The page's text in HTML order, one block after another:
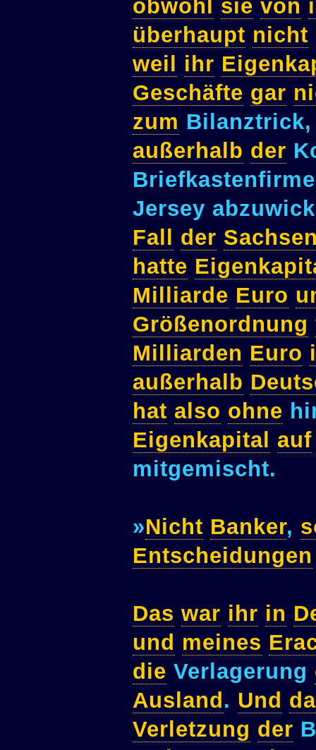
obwohl sie von
überhaupt nicht
weil
ihr
Geschäfte gar
zum
außerhalb der
Jersey
Fall
der
hatte
Milliarde Euro
Größenordnung
Milliarden Euro
außerhalb
hat also ohne
Eigenkapital auf
mitgemischt.
»Nicht Banker,
Entscheidungen
Das war ihr in
und meines
die Verlagerung
Ausland. Und
Verletzung der